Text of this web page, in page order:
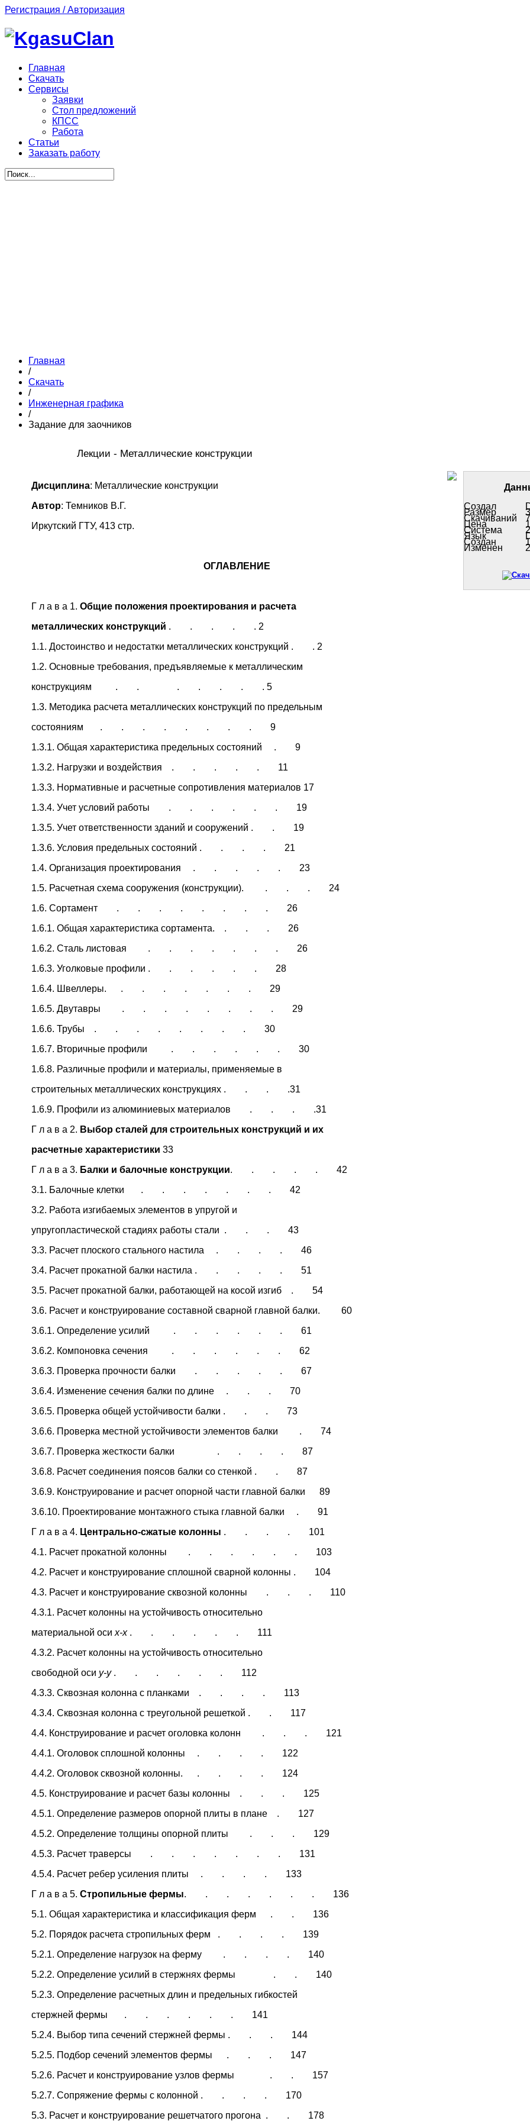
Регистрация / Авторизация
Главная
Скачать
Сервисы
Заявки
Стол предложений
КПСС
Работа
Статьи
Заказать работу
Главная
/
Скачать
/
Инженерная графика
/
Задание для заочников
Лекции - Металлические конструкции
Дисциплина: Металлические конструкции
Автор: Темников В.Г.
Иркутский ГТУ, 413 стр.
ОГЛАВЛЕНИЕ
Г л а в а 1. Общие положения проектирования и расчета
металлических конструкций . . . . . 2
1.1. Достоинство и недостатки металлических конструкций . . 2
1.2. Основные требования, предъявляемые к металлическим
конструкциям . . . . . . . 5
1.3. Методика расчета металлических конструкций по предельным
состояниям . . . . . . . . 9
1.3.1. Общая характеристика предельных состояний . 9
1.3.2. Нагрузки и воздействия . . . . . 11
1.3.3. Нормативные и расчетные сопротивления материалов 17
1.3.4. Учет условий работы . . . . . . 19
1.3.5. Учет ответственности зданий и сооружений . . 19
1.3.6. Условия предельных состояний . . . . 21
1.4. Организация проектирования . . . . . 23
1.5. Расчетная схема сооружения (конструкции). . . . 24
1.6. Сортамент . . . . . . . . 26
1.6.1. Общая характеристика сортамента. . . . 26
1.6.2. Сталь листовая . . . . . . . 26
1.6.3. Уголковые профили . . . . . . 28
1.6.4. Швеллеры. . . . . . . . 29
1.6.5. Двутавры . . . . . . . . 29
1.6.6. Трубы . . . . . . . . 30
1.6.7. Вторичные профили . . . . . . 30
1.6.8. Различные профили и материалы, применяемые в
строительных металлических конструкциях . . . .31
1.6.9. Профили из алюминиевых материалов . . . .31
Г л а в а 2. Выбор сталей для строительных конструкций и их
расчетные характеристики 33
Г л а в а 3. Балки и балочные конструкции. . . . . 42
3.1. Балочные клетки . . . . . . . 42
3.2. Работа изгибаемых элементов в упругой и
упругопластической стадиях работы стали . . . 43
3.3. Расчет плоского стального настила . . . . 46
3.4. Расчет прокатной балки настила . . . . . 51
3.5. Расчет прокатной балки, работающей на косой изгиб . 54
3.6. Расчет и конструирование составной сварной главной балки. 60
3.6.1. Определение усилий . . . . . . 61
3.6.2. Компоновка сечения . . . . . . 62
3.6.3. Проверка прочности балки . . . . . 67
3.6.4. Изменение сечения балки по длине . . . 70
3.6.5. Проверка общей устойчивости балки . . . 73
3.6.6. Проверка местной устойчивости элементов балки . 74
3.6.7. Проверка жесткости балки . . . . 87
3.6.8. Расчет соединения поясов балки со стенкой . . 87
3.6.9. Конструирование и расчет опорной части главной балки 89
3.6.10. Проектирование монтажного стыка главной балки . 91
Г л а в а 4. Центрально-сжатые колонны . . . . 101
4.1. Расчет прокатной колонны . . . . . . 103
4.2. Расчет и конструирование сплошной сварной колонны . 104
4.3. Расчет и конструирование сквозной колонны . . . 110
4.3.1. Расчет колонны на устойчивость относительно
материальной оси x-x. . . . . . 111
4.3.2. Расчет колонны на устойчивость относительно
свободной оси y-y. . . . . . 112
4.3.3. Сквозная колонна с планками . . . . 113
4.3.4. Сквозная колонна с треугольной решеткой . . 117
4.4. Конструирование и расчет оголовка колонн . . . 121
4.4.1. Оголовок сплошной колонны . . . . 122
4.4.2. Оголовок сквозной колонны. . . . . 124
4.5. Конструирование и расчет базы колонны . . . 125
4.5.1. Определение размеров опорной плиты в плане . 127
4.5.2. Определение толщины опорной плиты . . . 129
4.5.3. Расчет траверсы . . . . . . . 131
4.5.4. Расчет ребер усиления плиты . . . . 133
Г л а в а 5. Стропильные фермы. . . . . . . 136
5.1. Общая характеристика и классификация ферм . . 136
5.2. Порядок расчета стропильных ферм . . . . 139
5.2.1. Определение нагрузок на ферму . . . . 140
5.2.2. Определение усилий в стержнях фермы . . 140
5.2.3. Определение расчетных длин и предельных гибкостей
стержней фермы . . . . . . 141
5.2.4. Выбор типа сечений стержней фермы . . . 144
5.2.5. Подбор сечений элементов фермы . . . 147
5.2.6. Расчет и конструирование узлов фермы . . 157
5.2.7. Сопряжение фермы с колонной . . . . 170
5.3. Расчет и конструирование решетчатого прогона . . 178
Создал
Размер
Скачиваний
Цена
Система
Язык
Создан
Изменен